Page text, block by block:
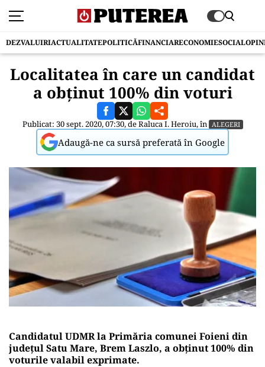
DEZVALUIRIACTUALITATEPOLITICĂFINANCIARECONOMIESOCIAL
Localitatea în care un candidat
a obţinut 100% din voturi
Publicat: 30 sept. 2020, 07:30, deRaluca I. Heroiu, în ALEGERI
Adaugă-ne ca sursă preferată în Google
Candidatul UDMR la Primăria comunei Foieni din
judeţul Satu Mare, Brem Laszlo, a obținut 100% din
voturile valabil exprimate.